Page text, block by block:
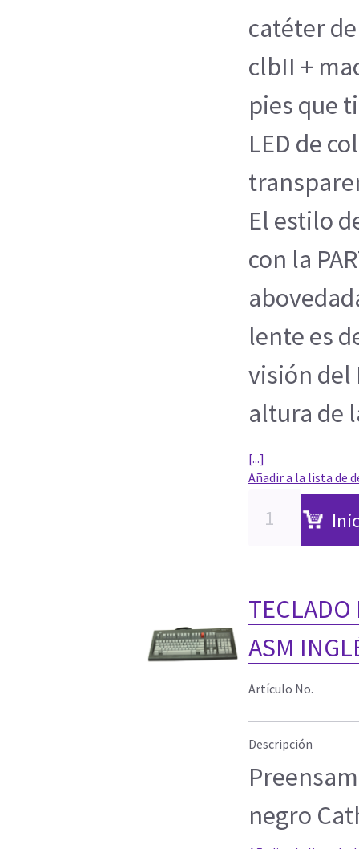
catéter
clbII +
pies que
LED de
El estilo
con la
lente es
visión del
altura de
[...]
Añadir a la lista de
TECLADO
ASM
Artículo No.
Descripción
negro